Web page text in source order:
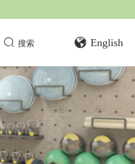
搜索 English